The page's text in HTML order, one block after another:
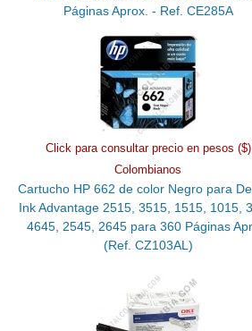
Páginas Aprox. - Ref. CE285A
Click para consultar precio en pesos ($)
Colombianos
Cartucho HP 662 de color Negro para
Ink Advantage 2515, 3515, 1515, 1015,
4645, 2545, 2645 para 360 Páginas
(Ref. CZ103AL)